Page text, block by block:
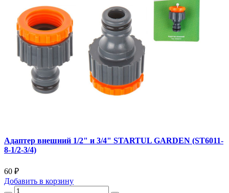
Адаптер внешний 1/2" и 3/4" STARTUL GARDEN (ST6011-
8-1/2-3/4)
60 ₽
Добавить в корзину